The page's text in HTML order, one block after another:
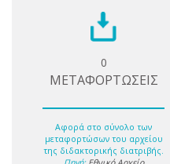
0
ΜΕΤΑΦΟΡΤΩΣΕΙΣ
Αφορά στο σύνολο των
μεταφορτώσων του αρχείου
της διδακτορικής διατριβής.